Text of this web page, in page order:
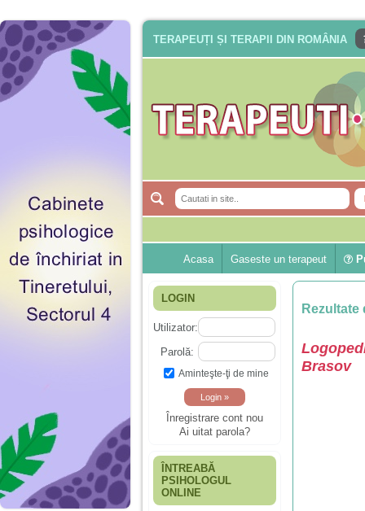
TERAPEUȚI ȘI TERAPII DIN ROMÂNIA
Acasa Gaseste un terapeut
LOGIN
Utilizator:
Parolă:
Aminteşte-ţi de mine
Înregistrare cont nou
Ai uitat parola?
ÎNTREABĂ
PSIHOLOGUL
ONLINE
Rezultate
Brasov